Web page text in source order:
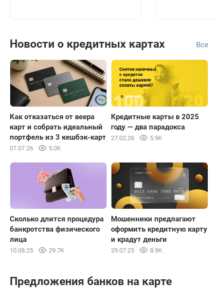
Новости о кредитных картах Все
Как отказаться от веера
карт и собрать идеальный
портфель из 3 кешбэк-карт
07.07.26 5.0K
Кредитные карты в 2025
году — два парадокса
27.02.26 5.9K
Сколько длится процедура
банкротства физического
лица
10.08.25 29.7K
Мошенники предлагают
оформить кредитную карту
и крадут деньги
29.07.25 8.9K
Предложения банков на карте